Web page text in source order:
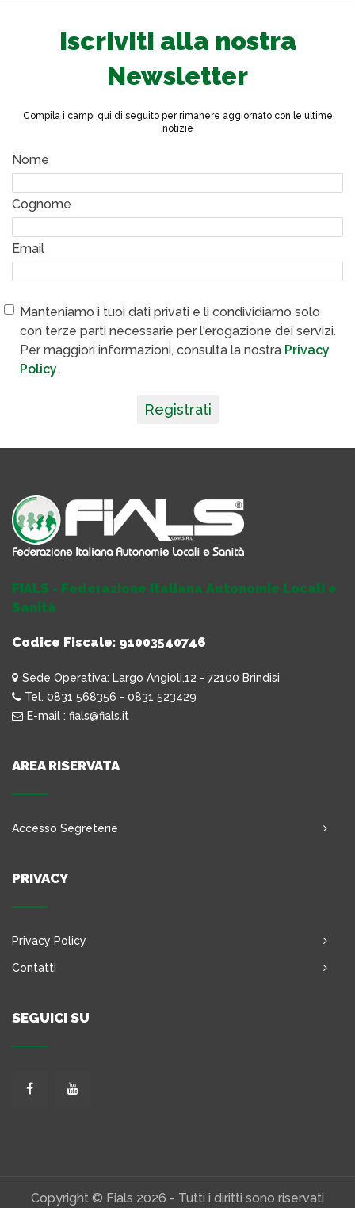
Iscriviti alla nostra
Newsletter
Compila i campi qui di seguito per rimanere aggiornato con le ultime
notizie
Nome
Cognome
Email
Manteniamo i tuoi dati privati e li condividiamo solo
con terze parti necessarie per l'erogazione dei servizi.
Per maggiori informazioni, consulta la nostra Privacy
Policy.
Registrati
FIALS - Federazione Italiana Autonomie Locali e
Sanità
Codice Fiscale: 91003540746
Sede Operativa: Largo Angioli,12 - 72100 Brindisi
Tel. 0831 568356 - 0831 523429
E-mail : fials@fials.it
AREA RISERVATA
Accesso Segreterie
PRIVACY
Privacy Policy
Contatti
SEGUICI SU
Copyright © Fials 2026 - Tutti i diritti sono riservati